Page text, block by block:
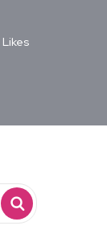
Likes